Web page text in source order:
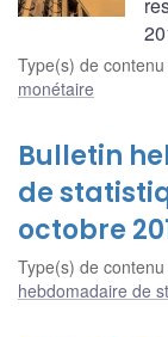
Type(s) de contenu
monétaire
Bulletin
de
octobre
Type(s) de contenu
hebdomadaire de